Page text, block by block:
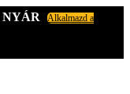
NYÁR
Alkalmazd a